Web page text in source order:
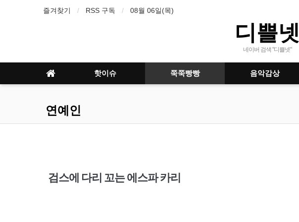
즐겨찾기 RSS 구독 08월 06일(목)
디쁠넷
네이버 검색 "디쁠넷"
핫이슈 쭉쭉빵빵 음악감상
연예인
검스에 다리 꼬는 에스파 카리